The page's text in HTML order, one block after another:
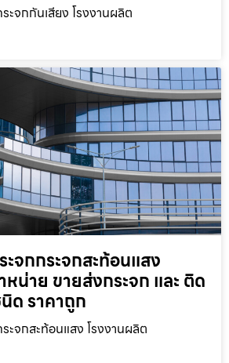
ะจกกันเสียง โรงงานผลิต
จกกระจกสะท้อนแสง
น่าย ขายส่งกระจก และ ติด
ด ราคาถูก
ะจกสะท้อนแสง โรงงานผลิต